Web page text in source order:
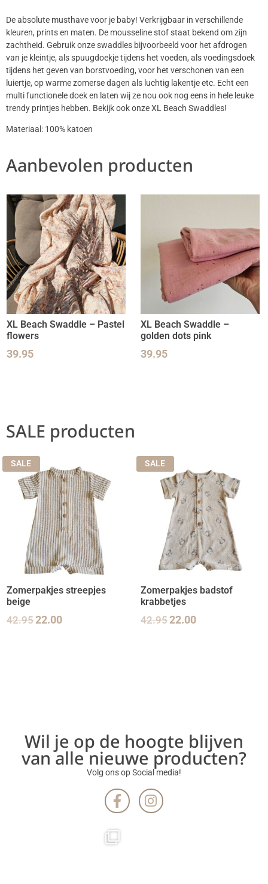
De absolute musthave voor je baby! Verkrijgbaar in verschillende
kleuren, prints en maten. De mousseline stof staat bekend om zijn
zachtheid. Gebruik onze swaddles bijvoorbeeld voor het afdrogen
van je kleintje, als spuugdoekje tijdens het voeden, als voedingsdoek
tijdens het geven van borstvoeding, voor het verschonen van een
luiertje, op warme zomerse dagen als luchtig lakentje etc. Echt een
multi functionele doek en laten wij ze nou ook nog eens in hele leuke
trendy printjes hebben. Bekijk ook onze XL Beach Swaddles!
Materiaal: 100% katoen
Aanbevolen producten
XL Beach Swaddle – Pastel
flowers
39.95
XL Beach Swaddle –
golden dots pink
39.95
SALE producten
SALE
Zomerpakjes streepjes
beige
42.9522.00
SALE
Zomerpakjes badstof
krabbetjes
42.9522.00
Wil je op de hoogte blijven
van alle nieuwe producten?
Volg ons op Social media!